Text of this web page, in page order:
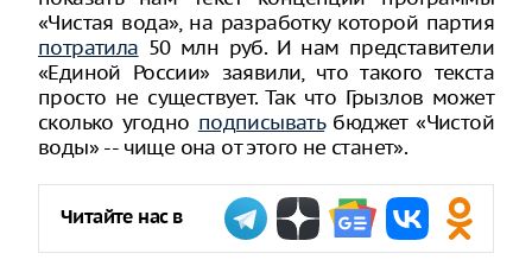
«Чистая вода», на разработку которой партия
потратила 50 млн руб. И нам представители
«Единой России» заявили, что такого текста
просто не существует. Так что Грызлов может
сколько угодно подписыватьбюджет «Чистой
воды» -- чище она от этого не станет».
Читайте нас в